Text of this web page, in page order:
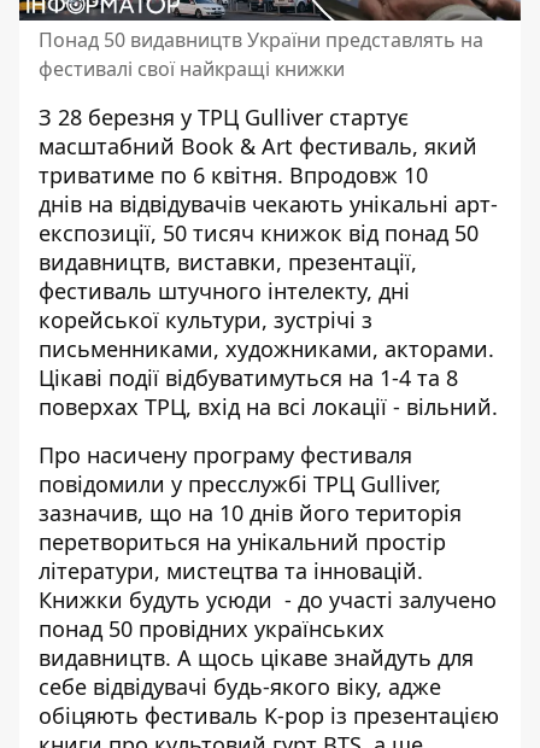
Понад 50 видавництв України представлять на
фестивалі свої найкращі книжки
З 28 березня у ТРЦ Gulliver стартує
масштабний Book & Art фестиваль, який
триватиме по 6 квітня. Впродовж 10
днів на відвідувачів чекають унікальні арт-
експозиції, 50 тисяч книжок від понад 50
видавництв, виставки, презентації,
фестиваль штучного інтелекту, дні
корейської культури, зустрічі з
письменниками, художниками, акторами.
Цікаві події відбуватимуться на 1-4 та 8
поверхах ТРЦ, вхід на всі локації - вільний.
Про насичену програму фестиваля
повідомили у пресслужбі ТРЦ Gulliver,
зазначив, що на 10 днів його територія
перетвориться на унікальний простір
літератури, мистецтва та інновацій.
Книжки будуть усюди - до участі залучено
понад 50 провідних українських
видавництв. А щось цікаве знайдуть для
себе відвідувачі будь-якого віку, адже
обіцяють фестиваль K-pop із презентацією